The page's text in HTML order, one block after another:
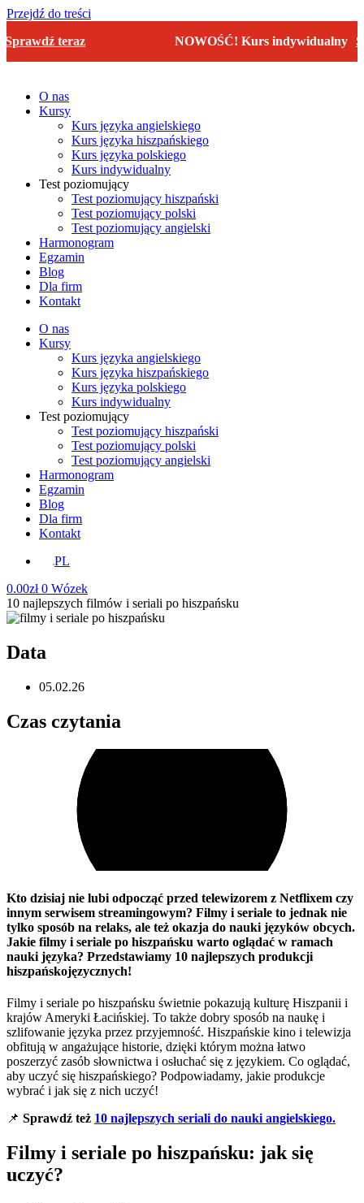
Przejdź do treści
teraz
NOWOŚĆ! Kurs indywidualny
O nas
Kursy
Kurs języka angielskiego
Kurs języka hiszpańskiego
Kurs języka polskiego
Kurs indywidualny
Test poziomujący
Test poziomujący hiszpański
Test poziomujący polski
Test poziomujący angielski
Harmonogram
Egzamin
Blog
Dla firm
Kontakt
O nas
Kursy
Kurs języka angielskiego
Kurs języka hiszpańskiego
Kurs języka polskiego
Kurs indywidualny
Test poziomujący
Test poziomujący hiszpański
Test poziomujący polski
Test poziomujący angielski
Harmonogram
Egzamin
Blog
Dla firm
Kontakt
PL
0.00zł 0 Wózek
10 najlepszych filmów i seriali po hiszpańsku
Data
05.02.26
Czas czytania
Kto dzisiaj nie lubi odpocząć przed telewizorem z Netflixem czy
innym serwisem streamingowym? Filmy i seriale to jednak nie
tylko sposób na relaks, ale też okazja do nauki języków obcych.
Jakie filmy i seriale po hiszpańsku warto oglądać w ramach
nauki języka? Przedstawiamy 10 najlepszych produkcji
hiszpańskojęzycznych!
Filmy i seriale po hiszpańsku świetnie pokazują kulturę Hiszpanii i
krajów Ameryki Łacińskiej. To także dobry sposób na naukę i
szlifowanie języka przez przyjemność. Hiszpańskie kino i telewizja
obfitują w angażujące historie, dzięki którym można łatwo
poszerzyć zasób słownictwa i osłuchać się z językiem. Co oglądać,
aby uczyć się hiszpańskiego? Podpowiadamy, jakie produkcje
wybrać i jak się z nich uczyć!
📌 Sprawdź też 10 najlepszych seriali do nauki angielskiego.
Filmy i seriale po hiszpańsku: jak się
uczyć?